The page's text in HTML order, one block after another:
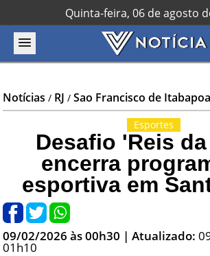
Quinta-feira, 06 de agosto
Notícias / RJ /Sao Francisco de
Esportes
Desafio 'Reis
encerra
esportiva em
09/02/2026 às 00h30 | Atualizado:
01h10